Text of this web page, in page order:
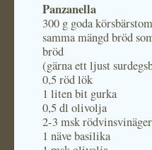
Panzanella
300 g goda
samma mängd bröd
bröd
(gärna ett ljust
0,5 röd lök
1 liten bit gurka
0,5 dl olivolja
2-3 msk rödvinsvinäger
1 näve basilika